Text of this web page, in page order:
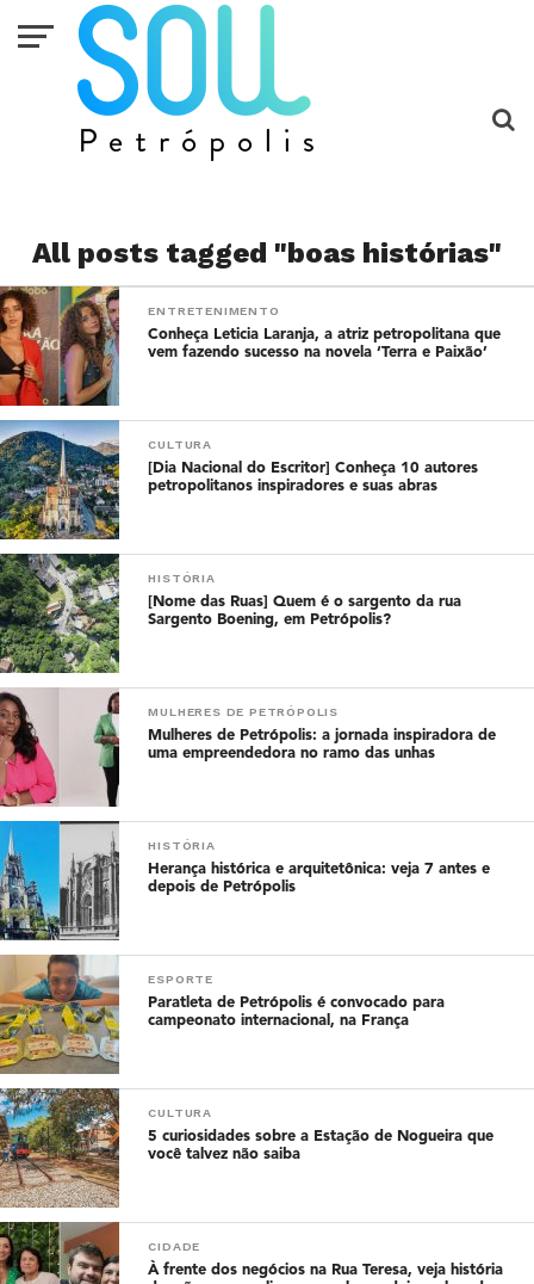
All posts tagged "boas histórias"
ENTRETENIMENTO
Conheça Leticia Laranja, a atriz petropolitana que
vem fazendo sucesso na novela ‘Terra e Paixão’
CULTURA
[Dia Nacional do Escritor] Conheça 10 autores
petropolitanos inspiradores e suas abras
HISTÓRIA
[Nome das Ruas] Quem é o sargento da rua
Sargento Boening, em Petrópolis?
MULHERES DE PETRÓPOLIS
Mulheres de Petrópolis: a jornada inspiradora de
uma empreendedora no ramo das unhas
HISTÓRIA
Herança histórica e arquitetônica: veja 7 antes e
depois de Petrópolis
ESPORTE
Paratleta de Petrópolis é convocado para
campeonato internacional, na França
CULTURA
5 curiosidades sobre a Estação de Nogueira que
você talvez não saiba
CIDADE
À frente dos negócios na Rua Teresa, veja história